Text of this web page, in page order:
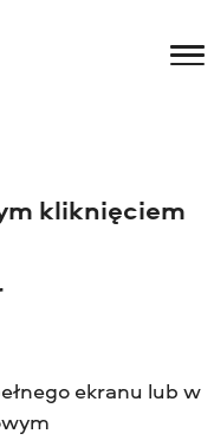
kliknięciem
ekranu lub w